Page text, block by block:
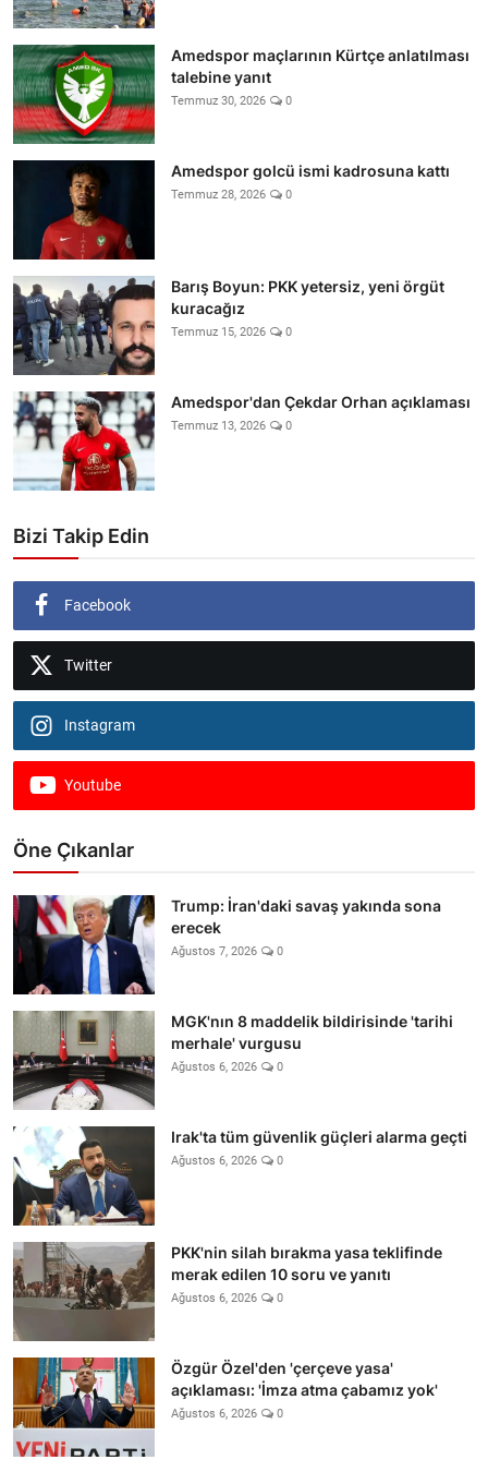
Amedspor maçlarının Kürtçe anlatılması
talebine yanıt
Temmuz 30, 2026 0
Amedspor golcü ismi kadrosuna kattı
Temmuz 28, 2026 0
Barış Boyun: PKK yetersiz, yeni örgüt
kuracağız
Temmuz 15, 2026 0
Amedspor'dan Çekdar Orhan açıklaması
Temmuz 13, 2026 0
Bizi Takip Edin
Facebook
Twitter
Instagram
Youtube
Öne Çıkanlar
Trump: İran'daki savaş yakında sona
erecek
Ağustos 7, 2026 0
MGK'nın 8 maddelik bildirisinde 'tarihi
merhale' vurgusu
Ağustos 6, 2026 0
Irak'ta tüm güvenlik güçleri alarma geçti
Ağustos 6, 2026 0
PKK'nin silah bırakma yasa teklifinde
merak edilen 10 soru ve yanıtı
Ağustos 6, 2026 0
Özgür Özel'den 'çerçeve yasa'
açıklaması: 'İmza atma çabamız yok'
Ağustos 6, 2026 0